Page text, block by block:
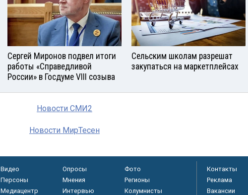
Сергей Миронов подвел итоги
работы «Справедливой
России» в Госдуме VIII созыва
Сельским школам разрешат
закупаться на маркетплейсах
Новости СМИ2
Новости МирТесен
Видео Опросы
Фото
Персоны
Мнения
Регионы
Медиацентр
Интервью Колумнисты
Контакты
Реклама
Вакансии